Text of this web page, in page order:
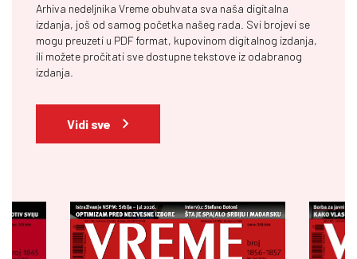
Arhiva nedeljnika Vreme obuhvata sva naša digitalna
izdanja, još od samog početka našeg rada. Svi brojevi se
mogu preuzeti u PDF format, kupovinom digitalnog izdanja,
ili možete pročitati sve dostupne tekstove iz odabranog
izdanja.
Vidi sve